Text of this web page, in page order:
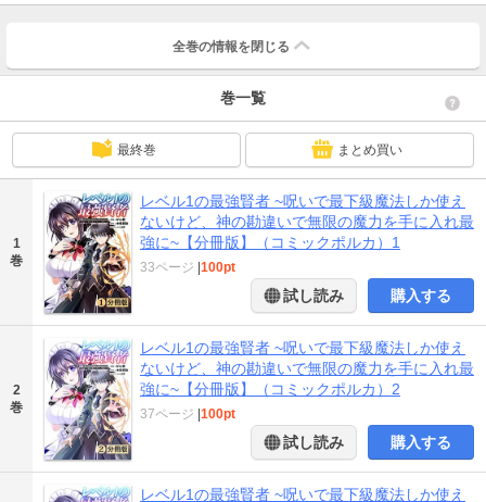
全巻の情報を 閉じる
巻一覧
最終巻 まとめ買い
1
巻
レベル1の最強賢者 ~呪いで最下級魔法しか使え
ないけど、神の勘違いで無限の魔力を手に入れ最
強に~【分冊版】（コミックポルカ）1
33ページ 100pt
試し読み 購入する
2
巻
レベル1の最強賢者 ~呪いで最下級魔法しか使え
ないけど、神の勘違いで無限の魔力を手に入れ最
強に~【分冊版】（コミックポルカ）2
37ページ 100pt
試し読み 購入する
レベル1の最強賢者 ~呪いで最下級魔法しか使え